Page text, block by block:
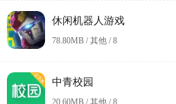
休闲机器人游戏
78.80MB / 其他 /8
中青校园
20.60MB / 其他 /8